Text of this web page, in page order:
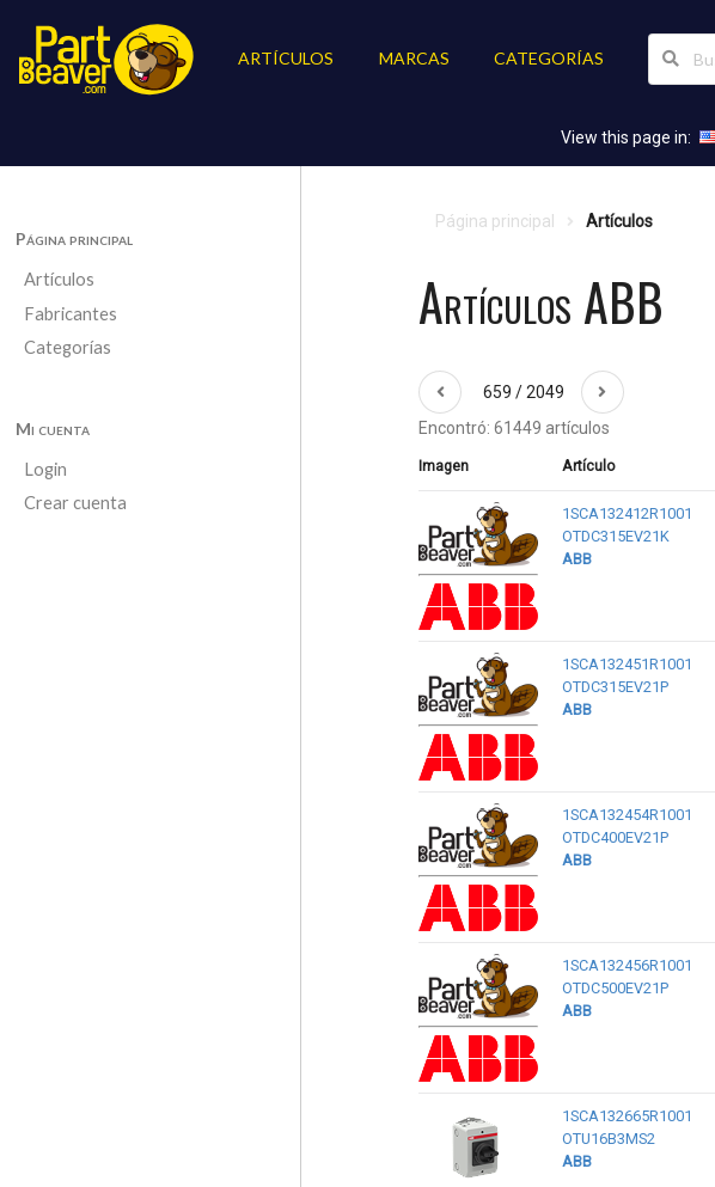
ARTÍCULOS MARCAS CATEGORÍAS
View this page in:
Página principal
Artículos
Fabricantes
Categorías
Mi cuenta
Login
Crear cuenta
Página principal Artículos
Artículos ABB
659 / 2049
Encontró: 61449 artículos
Imagen Artículo
1SCA132412R1001
OTDC315EV21K
ABB
1SCA132451R1001
OTDC315EV21P
ABB
1SCA132454R1001
OTDC400EV21P
ABB
1SCA132456R1001
OTDC500EV21P
ABB
1SCA132665R1001
OTU16B3MS2
ABB